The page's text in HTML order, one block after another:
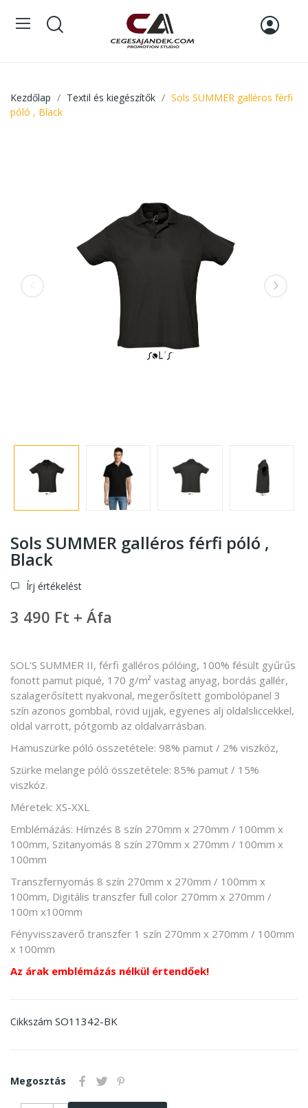
Kezdőlap Textil és kiegészítők
Sols SUMMER galléros férfi
póló , Black
Sols SUMMER galléros férfi póló ,
Black
Írj értékelést
3 490 Ft + Áfa
SOL'S SUMMER II, férfi galléros pólóing, 100% fésült gyűrűs
fonott pamut piqué, 170 g/m² vastag anyag, bordás gallér,
szalagerősített nyakvonal, megerősített gombolópanel 3
szín azonos gombbal, rövid ujjak, egyenes alj oldalsliccekkel,
oldal varrott, pótgomb az oldalvarrásban.
Hamuszürke póló összetétele: 98% pamut / 2% viszkóz,
Szürke melange póló összetétele: 85% pamut / 15%
viszkóz.
Méretek: XS-XXL
Emblémázás: Hímzés 8 szín 270mm x 270mm / 100mm x
100mm, Szitanyomás 8 szín 270mm x 270mm / 100mm x
100mm
Transzfernyomás 8 szín 270mm x 270mm / 100mm x
100mm, Digitális transzfer full color 270mm x 270mm /
100m x100mm
Fényvisszaverő transzfer 1 szín 270mm x 270mm / 100mm
x 100mm
Az árak emblémázás nélkül értendőek!
Cikkszám SO11342-BK
Megosztás